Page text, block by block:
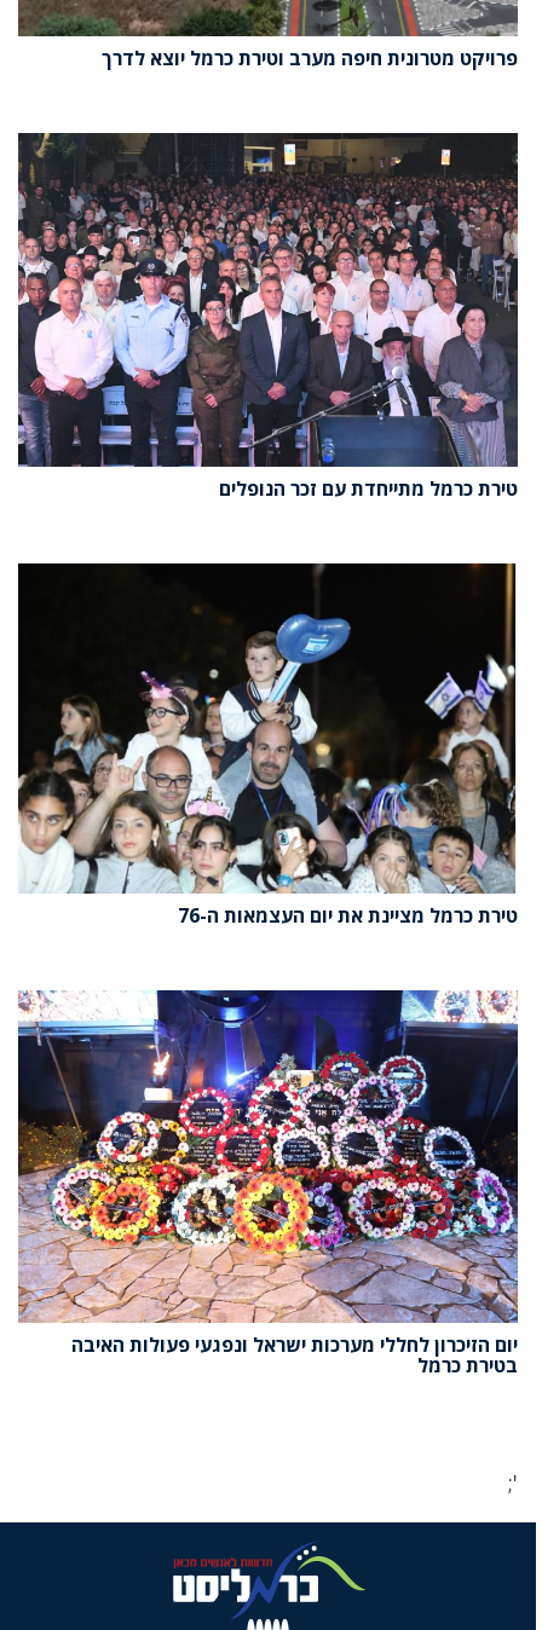
פרויקט מטרונית חיפה מערב וטירת כרמל יוצא לדרך
טירת כרמל מתייחדת עם זכר הנופלים
טירת כרמל מציינת את יום העצמאות ה-76
יום הזיכרון לחללי מערכות ישראל ונפגעי פעולות האיבה
בטירת כרמל
';